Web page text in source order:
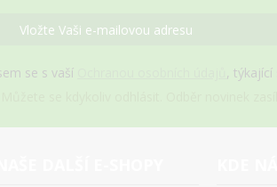
se s vaší
, týkající